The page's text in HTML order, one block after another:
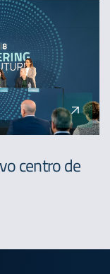
centro de